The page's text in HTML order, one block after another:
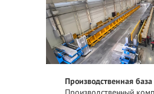
Производственная база